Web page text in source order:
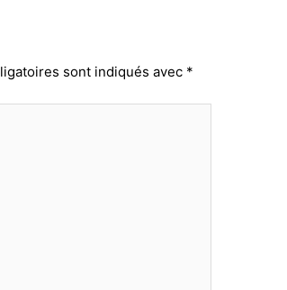
sont indiqués avec *